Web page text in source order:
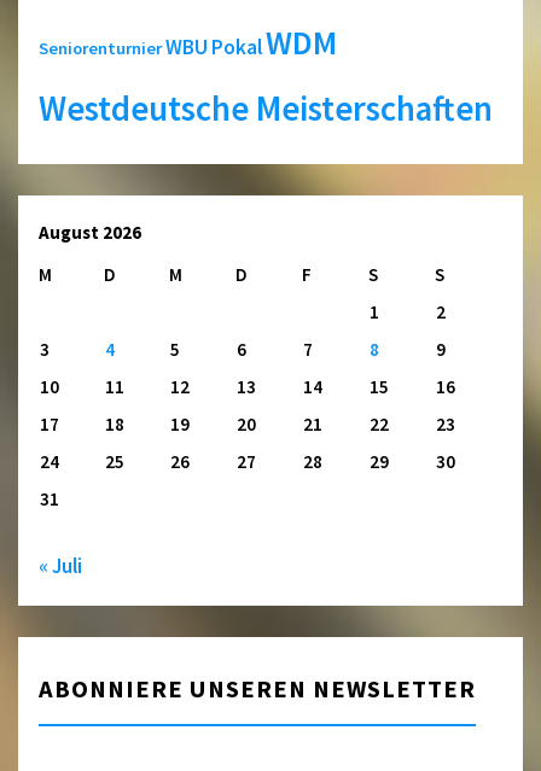
SeniorenturnierWBU PokalWDM
Westdeutsche Meisterschaften
August 2026
M
D M D F S
S
1
2
3
4 5 6 7 8
9
10
11 12 13 14 15
16
17
18 19 20 21 22
23
24
25 26 27 28 29
30
31
« Juli
ABONNIERE UNSEREN NEWSLETTER